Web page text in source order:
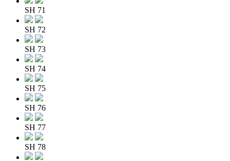
SH 71
SH 72
SH 73
SH 74
SH 75
SH 76
SH 77
SH 78